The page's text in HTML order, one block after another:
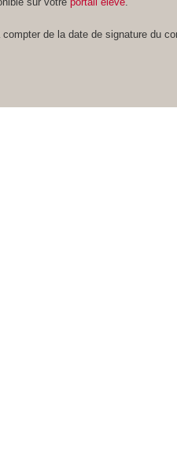
compter de la date de signature du